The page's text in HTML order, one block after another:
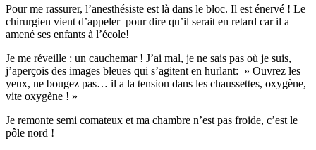
Pour me rassurer, l’anesthésiste est là dans le bloc. Il est énervé ! Le
chirurgien vient d’appeler pour dire qu’il serait en retard car il a
amené ses enfants à l’école!
Je me réveille : un cauchemar ! J’ai mal, je ne sais pas où je suis,
j’aperçois des images bleues qui s’agitent en hurlant: » Ouvrez les
yeux, ne bougez pas… il a la tension dans les chaussettes, oxygène,
vite oxygène ! »
Je remonte semi comateux et ma chambre n’est pas froide, c’est le
pôle nord !